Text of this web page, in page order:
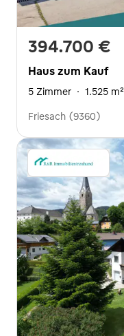
394.700 €
Haus zum Kauf
5 Zimmer · 1.525
Friesach (9360)